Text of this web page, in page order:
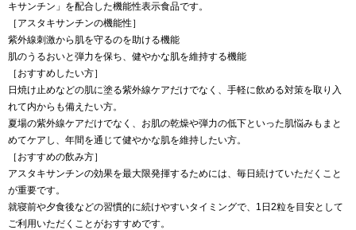
キサンチン」を配合した機能性表示食品です。
［アスタキサンチンの機能性］
紫外線刺激から肌を守るのを助ける機能
肌のうるおいと弾力を保ち、健やかな肌を維持する機能
［おすすめしたい方］
日焼け止めなどの肌に塗る紫外線ケアだけでなく、手軽に飲める対策を取り入
れて内からも備えたい方。
夏場の紫外線ケアだけでなく、お肌の乾燥や弾力の低下といった肌悩みもまと
めてケアし、年間を通じて健やかな肌を維持したい方。
［おすすめの飲み方］
アスタキサンチンの効果を最大限発揮するためには、毎日続けていただくこと
が重要です。
就寝前や夕食後などの習慣的に続けやすいタイミングで、1日2粒を目安として
ご利用いただくことがおすすめです。